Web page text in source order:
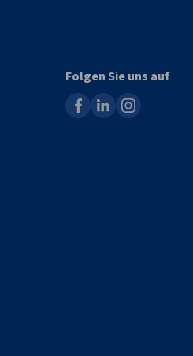
Folgen Sie uns auf
facebooklinkedininstagram